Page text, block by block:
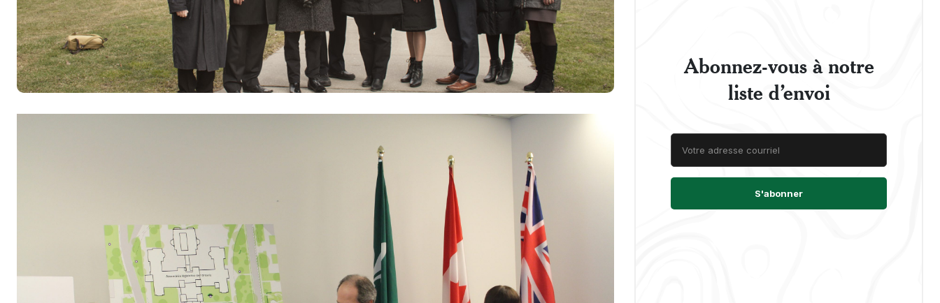
Abonnez-vous à notre
liste d’envoi